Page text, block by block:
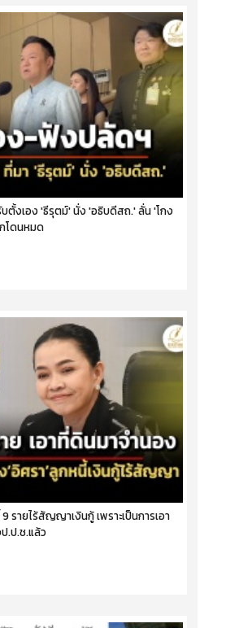
ตั้งเอง 'ธีรุตม์' นั่ง 'อธิบดีสถ.' ลั่น 'โกง
โดนหมด
รายไร้สัญญาเงินกู้ เพราะเป็นการเอา
.ป.ช.แล้ว